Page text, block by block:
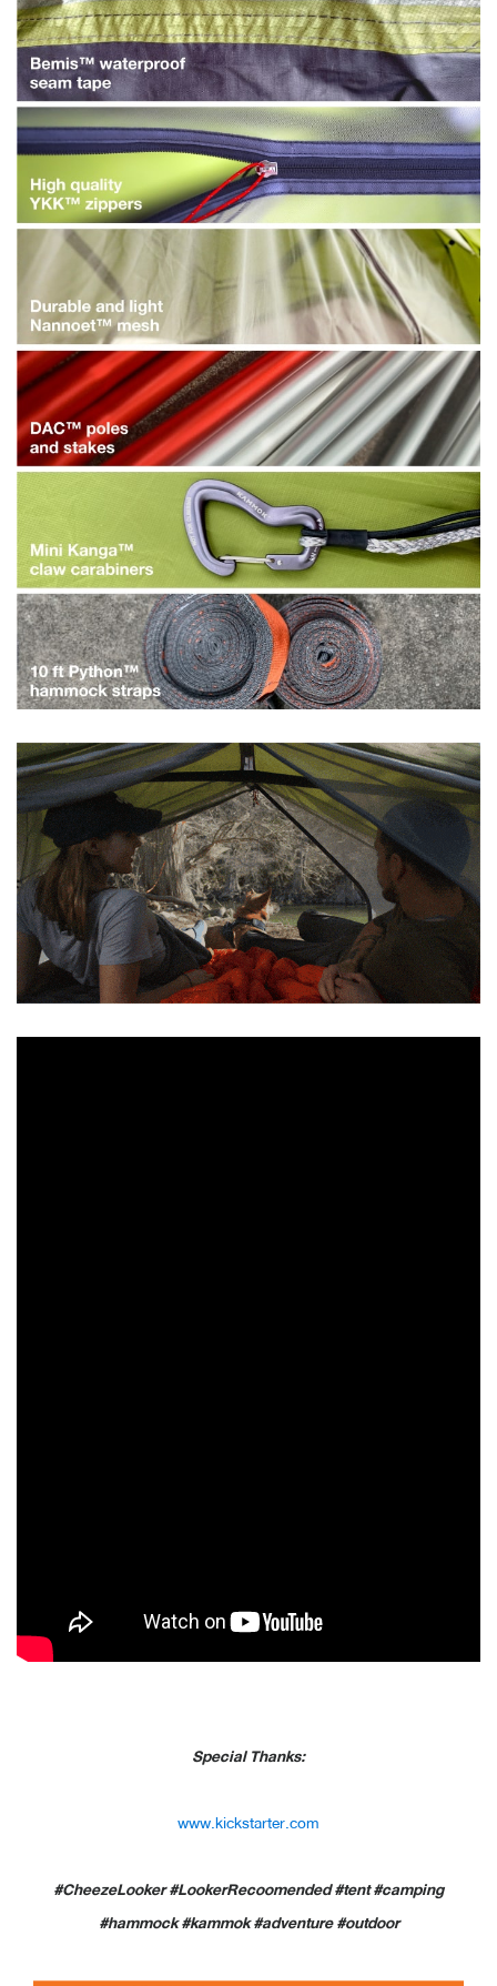
Special Thanks:
www.kickstarter.com
#CheezeLooker #LookerRecoomended #tent #camping
#hammock #kammok #adventure #outdoor